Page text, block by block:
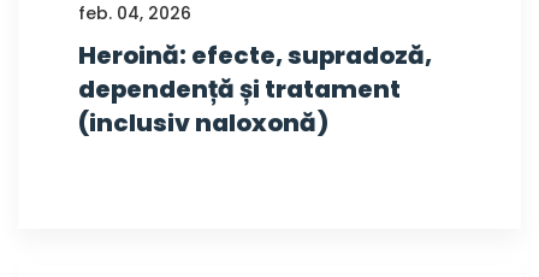
feb. 04, 2026
Heroină: efecte, supradoză,
dependență și tratament
(inclusiv naloxonă)